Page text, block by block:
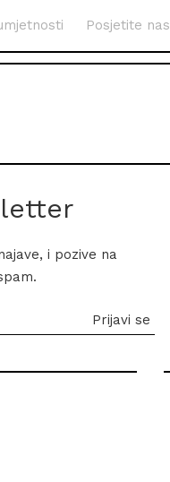
Posjetite nas
i pozive na